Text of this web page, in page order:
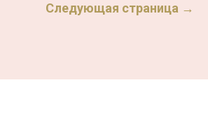
Следующая страница →